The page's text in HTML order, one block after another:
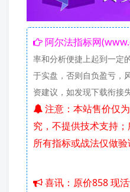
阿尔法指标网
率和分析便捷上起到一定
于实盘，否则自负盈亏，
资建议，如发现下载衔接
究，不提供技术支持
所有指标或战法仅做
喜讯：